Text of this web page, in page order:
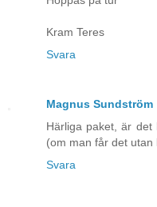
Kram Teres
Svara
Magnus Sundström
Härliga paket, är
(om man får det utan
Svara